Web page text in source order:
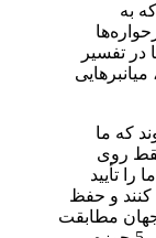
به
در تفسیر
که ما
روی
را تأیید
کنند و حفظ
جهان مطابقت